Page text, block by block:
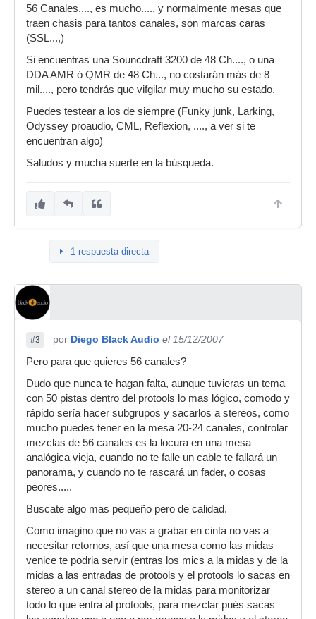
56 Canales...., es mucho...., y normalmente mesas que
traen chasis para tantos canales, son marcas caras
(SSL...,)
Si encuentras una Souncdraft 3200 de 48 Ch...., o una
DDA AMR ó QMR de 48 Ch..., no costarán más de 8
mil...., pero tendrás que vifgilar muy mucho su estado.
Puedes testear a los de siempre (Funky junk, Larking,
Odyssey proaudio, CML, Reflexion, ...., a ver si te
encuentran algo)
Saludos y mucha suerte en la búsqueda.
1 respuesta directa
#3 por Diego Black Audio el 15/12/2007
Pero para que quieres 56 canales?
Dudo que nunca te hagan falta, aunque tuvieras un tema
con 50 pistas dentro del protools lo mas lógico, comodo y
rápido sería hacer subgrupos y sacarlos a stereos, como
mucho puedes tener en la mesa 20-24 canales, controlar
mezclas de 56 canales es la locura en una mesa
analógica vieja, cuando no te falle un cable te fallará un
panorama, y cuando no te rascará un fader, o cosas
peores.....
Buscate algo mas pequeño pero de calidad.
Como imagino que no vas a grabar en cinta no vas a
necesitar retornos, así que una mesa como las midas
venice te podria servir (entras los mics a la midas y de la
midas a las entradas de protools y el protools lo sacas en
stereo a un canal stereo de la midas para monitorizar
todo lo que entra al protools, para mezclar pués sacas